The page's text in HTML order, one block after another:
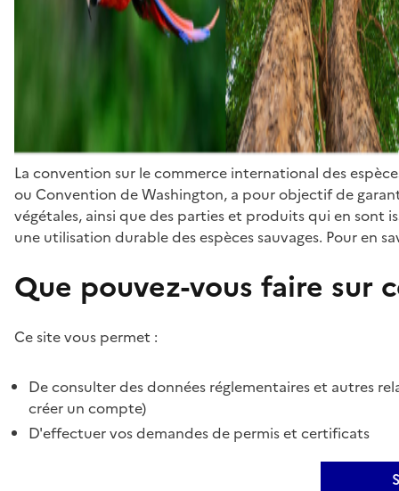
La convention sur le commerce international des
ou Convention de Washington, a pour objectif de
végétales, ainsi que des parties et produits qui en sont
une utilisation durable des espèces sauvages. Pour en
Que pouvez-vous faire sur
Ce site vous permet :
De consulter des données réglementaires et autres
créer un compte)
D'effectuer vos demandes de permis et certificats